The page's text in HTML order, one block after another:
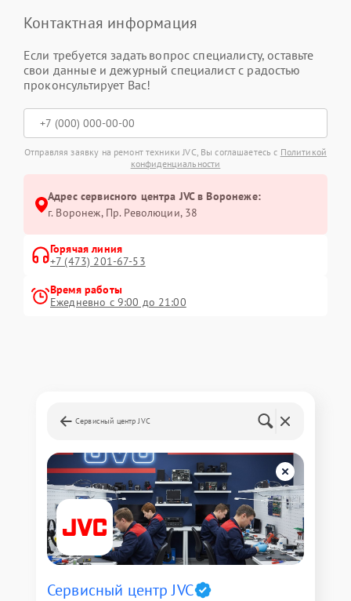
Контактная информация
Если требуется задать вопрос специалисту, оставьте
свои данные и дежурный специалист с радостью
проконсультирует Вас!
Отправляя заявку на ремонт техники JVC, Вы соглашаетесь с Политикой
конфиденциальности
Адрес сервисного центра JVC в Воронеже:
г. Воронеж, Пр. Революции, 38
Горячая линия
+7 (473) 201-67-53
Время работы
Ежедневно с 9:00 до 21:00
Сервисный центр JVC
Сервисный центр JVC